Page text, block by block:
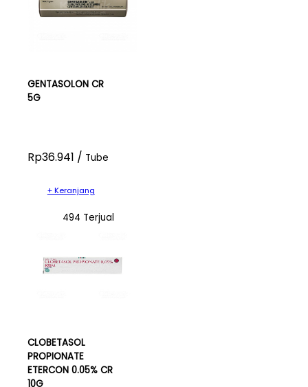
GENTASOLON CR
5G
Rp36.941 / Tube
+ Keranjang
494 Terjual
CLOBETASOL
PROPIONATE
ETERCON 0.05% CR
10G